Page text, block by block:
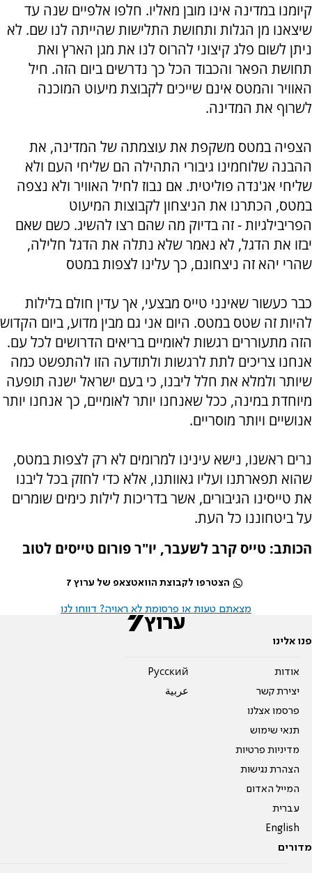
קיומנו במדינה אינו מובן מאליו. חלפו אלפיים שנה עד
שיצאנו מן הגלות ותחושת התלישות שהייתה לנו שם. לא
ניתן לשום פלג קיצוני להרוס לנו את מגן הארץ ואת
תחושת הפאר והכבוד הכל כך נדרשים ביום הזה. חיל
האוויר והמטס אינם שייכים לקבוצת מיעוט המוכנה
לשרוף את המדינה.
הצפיה במטס משקפת את עוצמתה של המדינה, את
ההבנה שלוחמינו גיבורי התהילה הם שליחי העם ולא
שליחי אג'נדה פוליטית. אם נבוז לחיל האוויר ולא נצפה
במטס, הכתרנו את הניצחון לקבוצות המיעוט
הפריבילגיות - זה בדיוק מה שהם רצו להשיג. כשם שאם
יבזו את הדגל, לא נאמר שלא נתלה את הדגל חלילה,
שהרי יהא זה ניצחונם, כך עלינו לצפות במטס
כבר כעשור שאינני טייס מבצעי, אך עדין חולם בלילות
להיות זה שטס במטס. היום אני גם מבין מדוע, ביום הקדוש
הזה מתעוררים רגשות לאומיים בריאים הדרושים לכל עם.
אנחנו צריכים לתת לרגשות ולתודעה הזו להתפשט כמה
שיותר ולמלא את חלל ליבנו, כי בעם ישראל ישנה תופעה
מיוחדת במינה, ככל שאנחנו יותר לאומיים, כך אנחנו יותר
אנושיים ויותר מוסריים.
נרים ראשנו, נישא עינינו למרומים לא רק לצפות במטס,
שהוא תפארתנו ועליו גאוותנו, אלא כדי לחזק בכל ליבנו
את טייסינו הגיבורים, אשר בדריכות לילות כימים שומרים
על ביטחוננו כל העת.
הכותב: טייס קרב לשעבר, יו"ר פורום טייסים לטוב
הצטרפו לקבוצת הוואטצאפ של ערוץ 7
מצאתם טעות או פרסומת לא ראויה? דווחו לנו
פנו אלינו
אודות
יצירת קשר
פרסמו אצלנו
תנאי שימוש
מדיניות פרטיות
הצהרת נגישות
המייל האדום
עברית
English
Pусский
عربية
מדורים